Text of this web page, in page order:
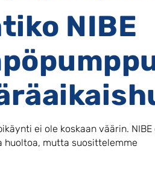
NIBE
ei ole koskaan väärin. NIBE
huoltoa, mutta suosittelemme